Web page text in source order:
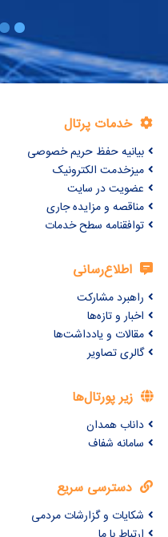
خدمات پرتال
بیانیه حفظ حریم خصوصی
میزخدمت الکترونیک
عضویت در سایت
مناقصه و مزایده جاری
توافقنامه سطح خدمات
اطلاع‌رسانی
راهبرد مشارکت
اخبار و تازه‌ها
مقالات و یادداشت‌ها
گالری تصاویر
زیر پورتال‌ها
داناب همدان
سامانه شفاف
دسترسی سریع
شکایات و گزارشات مردمی